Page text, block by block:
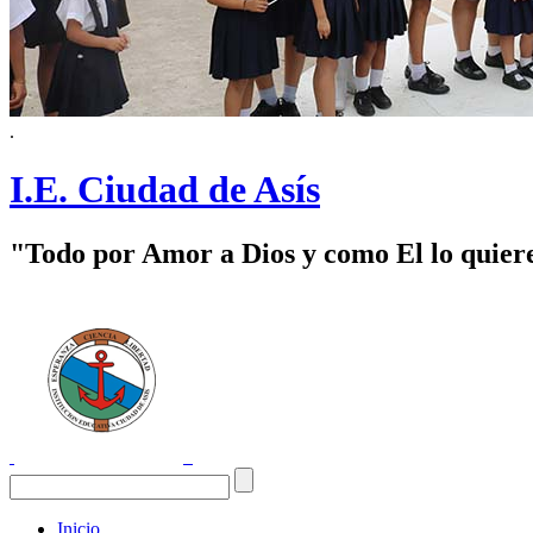
.
I.E. Ciudad de Asís
"Todo por Amor a Dios y como El lo
Inicio